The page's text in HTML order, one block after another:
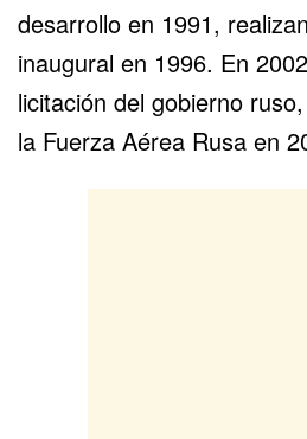
desarrollo en 1991,
inaugural en 1996. En
licitación del gobierno
la Fuerza Aérea Rusa en